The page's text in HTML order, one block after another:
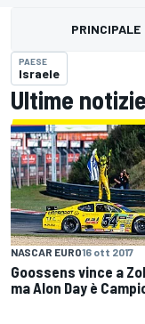
PRINCIPALE
PAESE
Israele
Ultime
NASCAR EURO16 ott 2017
Goossens vince a
ma Alon Day è